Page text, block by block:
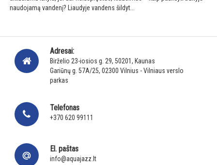
naudojamą vandenį? Liaudyje vandens šildyt...
Adresai:
Birželio 23-iosios g. 29, 50201, Kaunas
Gariūnų g. 57A/25, 02300 Vilnius - Vilniaus verslo
parkas
Telefonas
+370 620 99111
El. paštas
info@aquajazz.lt